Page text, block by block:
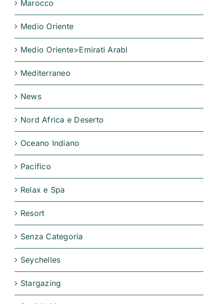
Marocco
Medio Oriente
Medio Oriente>Emirati Arabi
Mediterraneo
News
Nord Africa e Deserto
Oceano Indiano
Pacifico
Relax e Spa
Resort
Senza Categoria
Seychelles
Stargazing